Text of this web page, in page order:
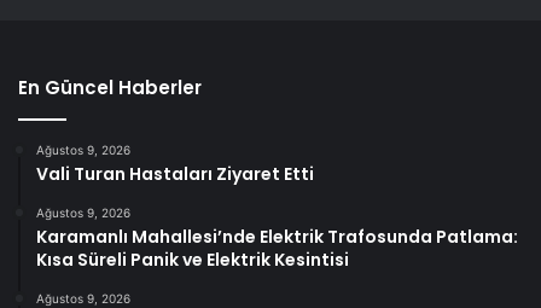
En Güncel Haberler
Ağustos 9, 2026
Vali Turan Hastaları Ziyaret Etti
Ağustos 9, 2026
Karamanlı Mahallesi’nde Elektrik Trafosunda Patlama:
Kısa Süreli Panik ve Elektrik Kesintisi
Ağustos 9, 2026